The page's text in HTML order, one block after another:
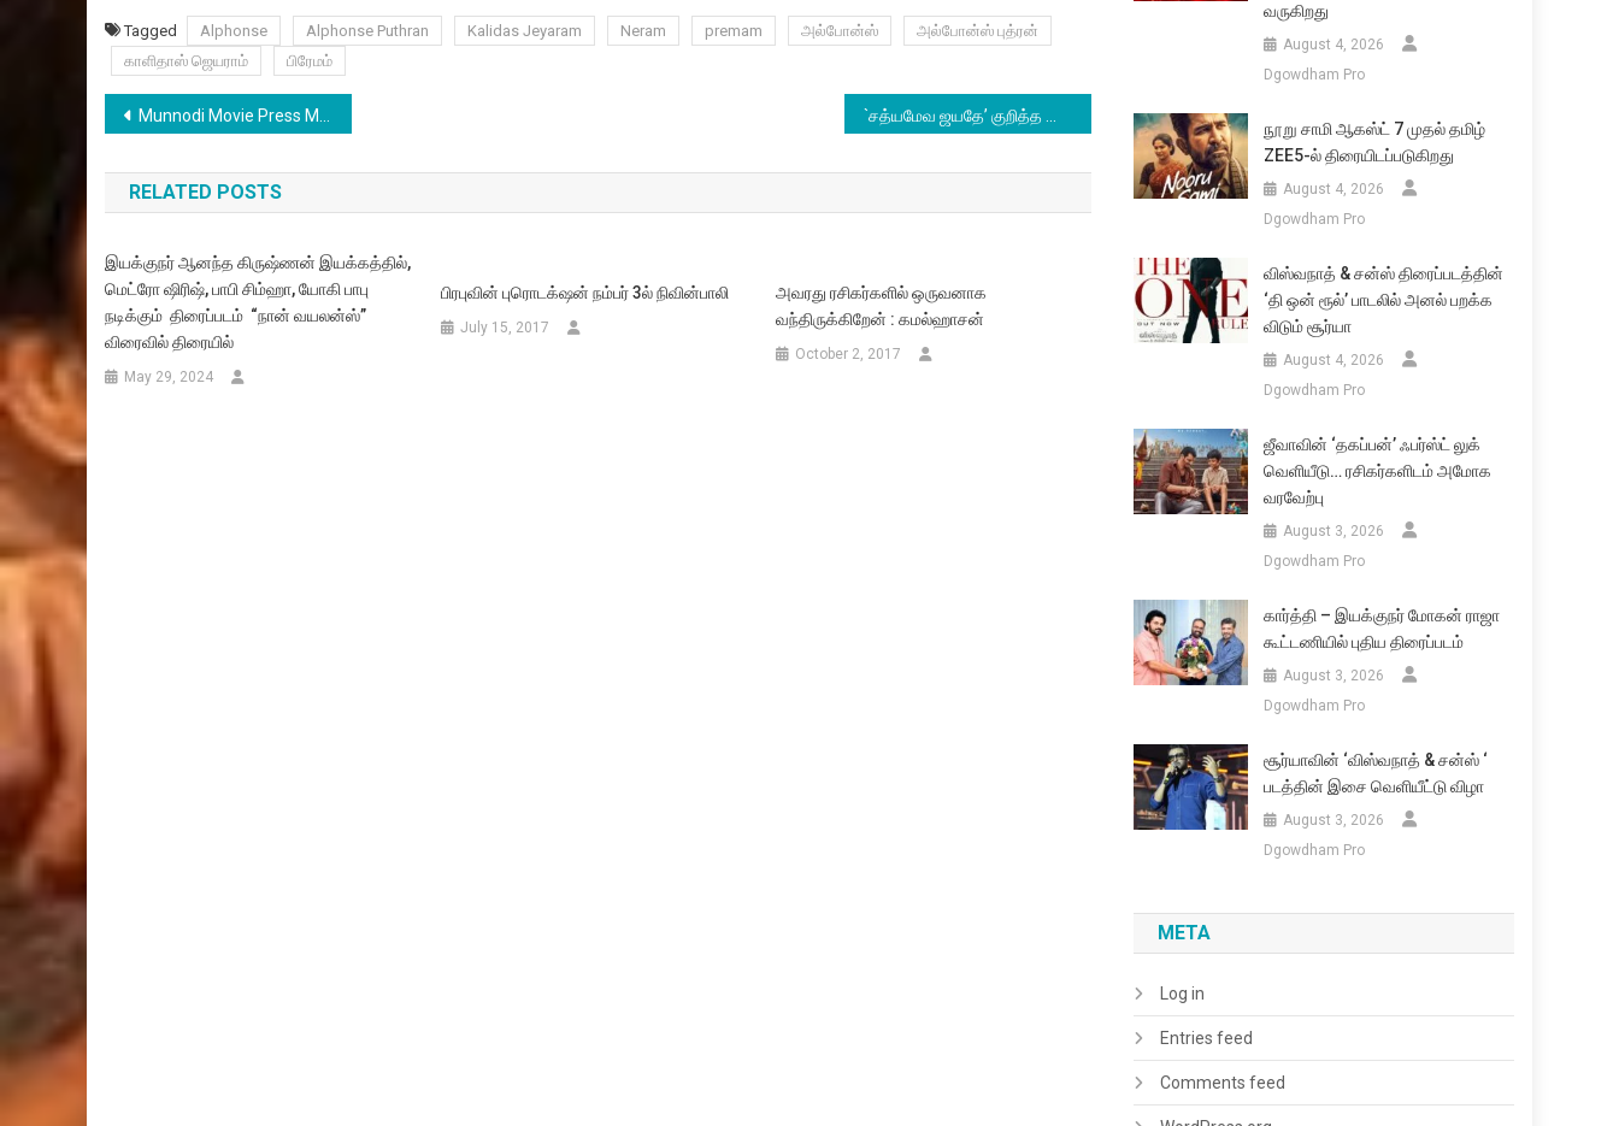
Tagged Alphonse Alphonse Puthran Kalidas Jeyaram Neram premam அல்போன்ஸ்
அல்போன்ஸ் புத்ரன்
காளிதாஸ் ஜெயராம்
பிரேமம்
Post
navigation
Munnodi Movie Press Meet Stills `சத்யமேவ ஜயதே’ குறித்த கேள்விக்கு கமலின் பதில்
RELATED POSTS
இயக்குநர் ஆனந்த கிருஷ்ணன் இயக்கத்தில்,
மெட்ரோ ஷிரிஷ், பாபி சிம்ஹா, யோகி பாபு
நடிக்கும் திரைப்படம் “நான் வயலன்ஸ்”
விரைவில் திரையில்
May 29, 2024
பிரபுவின் புரொடக்‌ஷன் நம்பர் 3ல் நிவின்பாலி
July 15, 2017
அவரது ரசிகர்களில் ஒருவனாக
வந்திருக்கிறேன் : கமல்ஹாசன்
October 2, 2017
வருகிறது
August 4, 2026
Dgowdham Pro
நூறு சாமி ஆகஸ்ட் 7 முதல் தமிழ்
ZEE5-ல் திரையிடப்படுகிறது
August 4, 2026
Dgowdham Pro
விஸ்வநாத் & சன்ஸ் திரைப்படத்தின்
‘தி ஒன் ரூல்’ பாடலில் அனல் பறக்க
விடும் சூர்யா
August 4, 2026
Dgowdham Pro
ஜீவாவின் ‘தகப்பன்’ ஃபர்ஸ்ட் லுக்
வெளியீடு… ரசிகர்களிடம் அமோக
வரவேற்பு
August 3, 2026
Dgowdham Pro
கார்த்தி – இயக்குநர் மோகன் ராஜா
கூட்டணியில் புதிய திரைப்படம்
August 3, 2026
Dgowdham Pro
சூர்யாவின் ‘விஸ்வநாத் & சன்ஸ் ‘
படத்தின் இசை வெளியீட்டு விழா
August 3, 2026
Dgowdham Pro
META
Log in
Entries feed
Comments feed